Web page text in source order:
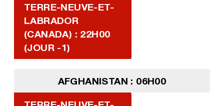
TERRE-NEUVE-ET-
LABRADOR
(CANADA) : 22H00
(JOUR -1)
AFGHANISTAN : 06H00